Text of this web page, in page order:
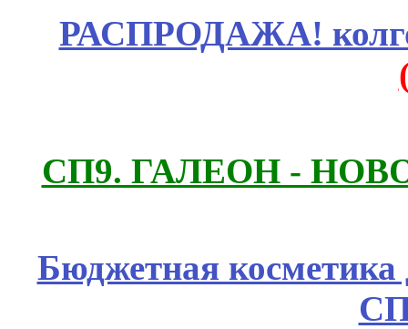
РАСПРОДАЖА!
СП9. ГАЛЕОН -
Бюджетная косметика